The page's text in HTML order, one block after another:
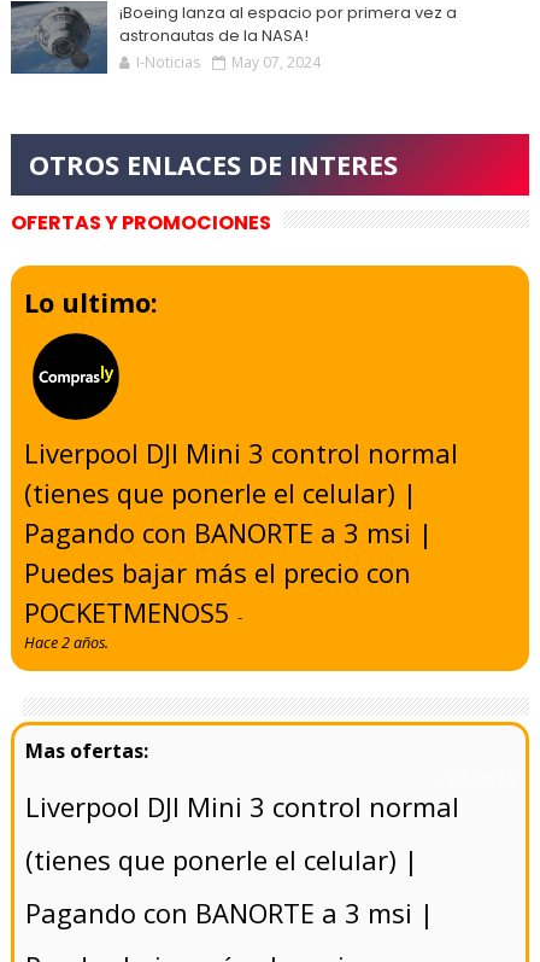
¡Boeing lanza al espacio por primera vez a
astronautas de la NASA!
I-Noticias May 07, 2024
OFERTAS Y PROMOCIONES
Lo ultimo:
Liverpool DJI Mini 3 control normal
(tienes que ponerle el celular) |
Pagando con BANORTE a 3 msi |
Puedes bajar más el precio con
POCKETMENOS5-
Hace 2 años.
Liverpool DJI Mini 3 control normal
(tienes que ponerle el celular) |
Pagando con BANORTE a 3 msi |